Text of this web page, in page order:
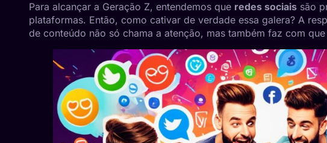
Para alcançar a Geração Z, entendemos que redes sociais são
plataformas. Então, como cativar de verdade essa galera? A
de conteúdo não só chama a atenção, mas também faz com